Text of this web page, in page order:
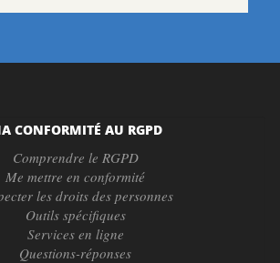
CONFORMITÉ AU RGPD
Comprendre le RGPD
Me mettre en conformité
les droits des personnes
Outils spécifiques
Services en ligne
Questions-réponses